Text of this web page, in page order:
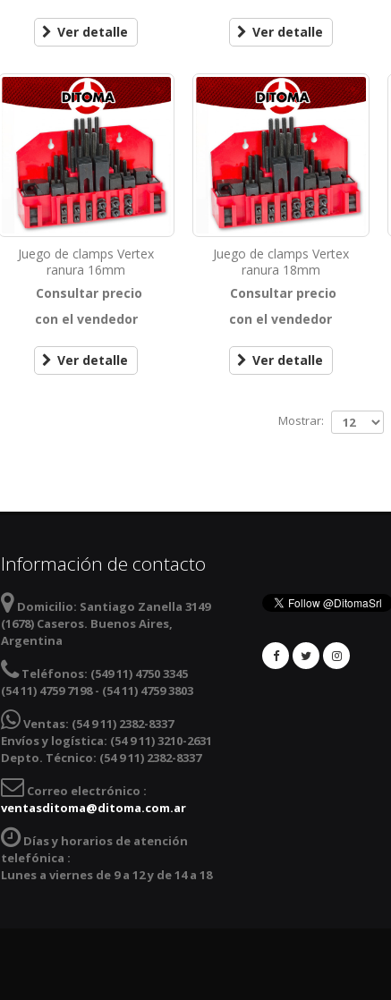
Ver detalle Ver detalle
Juego de clamps Vertex
ranura 16mm
Consultar precio
con el vendedor
Ver detalle
Juego de clamps Vertex
ranura 18mm
Consultar precio
con el vendedor
Ver detalle
Mostrar:
Información de contacto
Domicilio: Santiago Zanella 3149
(1678) Caseros. Buenos Aires,
Argentina
Teléfonos: (549 11) 4750 3345
(54 11) 4759 7198 - (54 11) 4759 3803
Ventas: (54 9 11) 2382-8337
Envíos y logística: (54 9 11) 3210-2631
Depto. Técnico: (54 9 11) 2382-8337
Correo electrónico :
ventasditoma@ditoma.com.ar
Días y horarios de atención
telefónica :
Lunes a viernes de 9 a 12 y de 14 a 18